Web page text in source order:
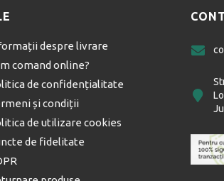
despre livrare
comand online?
de confidențialitate
și condiții
de utilizare cookies
de fidelitate